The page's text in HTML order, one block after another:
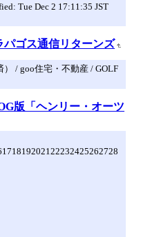
Tue Dec 2 17:11:35 JST
パゴス通信リターンズ
/ goo住宅・不動産 / GOLF
版「ヘンリー・オーツ